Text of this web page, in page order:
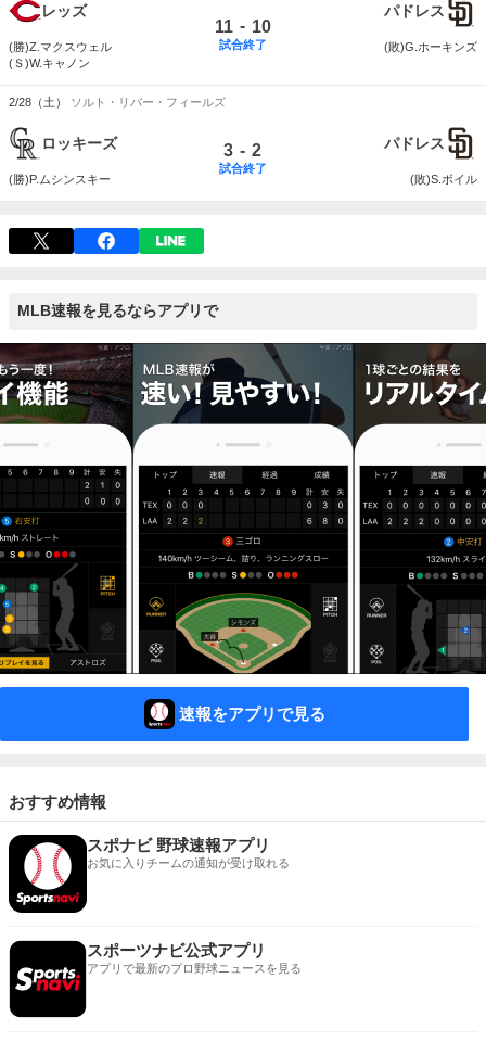
レッズ
(勝)Z.マクスウェル
(Ｓ)W.キャノン
11 - 10
試合終了
パドレス
(敗)G.ホーキンズ
2/28（土） ソルト・リバー・フィールズ
ロッキーズ
(勝)P.ムシンスキー
3 - 2
試合終了
パドレス
(敗)S.ボイル
MLB速報を見るならアプリで
速報をアプリで見る
おすすめ情報
スポナビ 野球速報アプリ
お気に入りチームの通知が受け取れる
スポーツナビ公式アプリ
アプリで最新のプロ野球ニュースを見る